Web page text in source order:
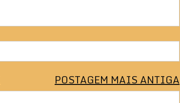
POSTAGEM MAIS ANTIGA